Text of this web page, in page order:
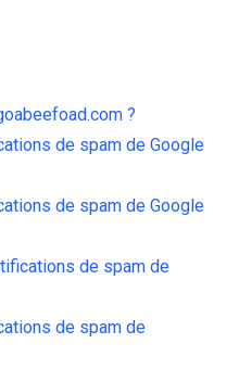
?
de spam de Google
de spam de Google
de spam de
de spam de